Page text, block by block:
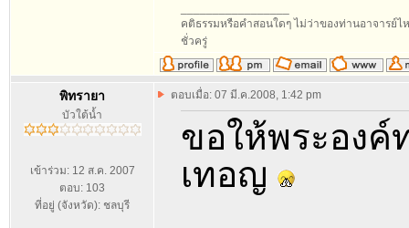
คติธรรมหรือคำสอนใดๆ ไม่ว่าของท่านอาจารย์
ชั่วครู่
พิทรายา
บัวใต้น้ำ
เข้าร่วม: 12 ส.ค. 2007
ตอบ: 103
ที่อยู่ (จังหวัด): ชลบุรี
ตอบเมื่อ: 07 มี.ค.2008, 1:42 pm
ขอให้พระองค์
เทอญ